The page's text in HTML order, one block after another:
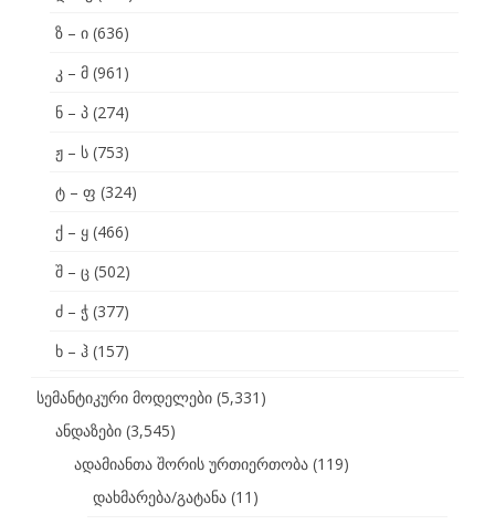
ზ – ი (636)
კ – მ (961)
ნ – პ (274)
ჟ – ს (753)
ტ – ფ (324)
ქ – ყ (466)
შ – ც (502)
ძ – ჭ (377)
ხ – ჰ (157)
სემანტიკური მოდელები (5,331)
ანდაზები (3,545)
ადამიანთა შორის ურთიერთობა (119)
დახმარება/გატანა (11)